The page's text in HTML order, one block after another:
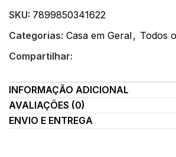
SKU: 7899850341622
Categorias: Casa em Geral, Todos
Compartilhar:
INFORMAÇÃO ADICIONAL
AVALIAÇÕES (0)
ENVIO E ENTREGA